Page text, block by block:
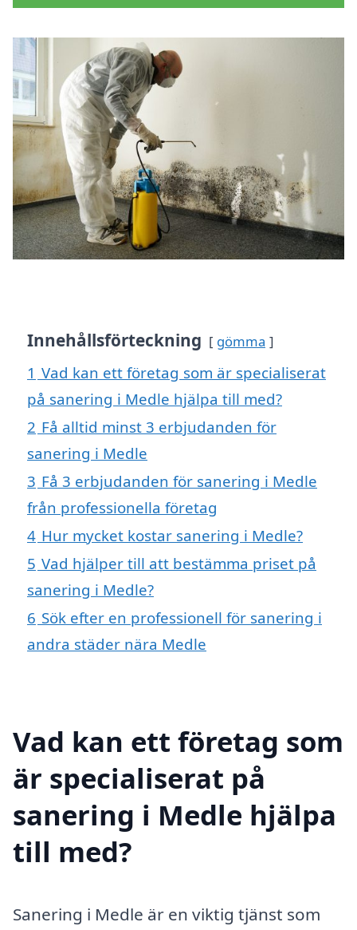
Innehållsförteckning gömma
1 Vad kan ett företag som är specialiserat
på sanering i Medle hjälpa till med?
2 Få alltid minst 3 erbjudanden för
sanering i Medle
3 Få 3 erbjudanden för sanering i Medle
från professionella företag
4 Hur mycket kostar sanering i Medle?
5 Vad hjälper till att bestämma priset på
sanering i Medle?
6 Sök efter en professionell för sanering i
andra städer nära Medle
Vad kan ett företag som
är specialiserat på
sanering i Medle hjälpa
till med?
Sanering i Medle är en viktig tjänst som